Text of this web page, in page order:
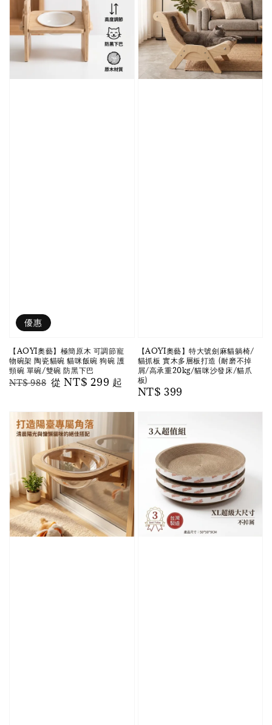
優惠
【AOYI奧藝】極簡原木 可調節寵
物碗架 陶瓷貓碗 貓咪飯碗 狗碗 護
頸碗 單碗/雙碗 防黑下巴
Regular
NT$ 988 Sale
從NT$ 299 起
【AOYI奧藝】特大號劍麻貓躺椅/
貓抓板 實木多層板打造 (耐磨不掉
屑/高承重20kg/貓咪沙發床/貓爪
板)
Regular
NT$ 399